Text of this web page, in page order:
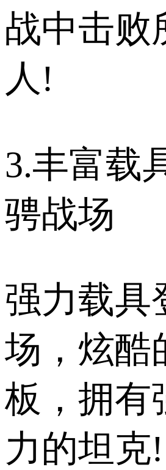
战中击败
人!
3.丰富载
骋战场
强力载具
场，炫酷
板，拥有
力的坦克